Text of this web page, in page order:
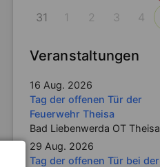
31
1 2 3 4
Veranstaltungen
16 Aug. 2026
Tag der offenen Tür der
Feuerwehr Theisa
Bad Liebenwerda OT Theisa
29 Aug. 2026
Tag der offenen Tür bei der